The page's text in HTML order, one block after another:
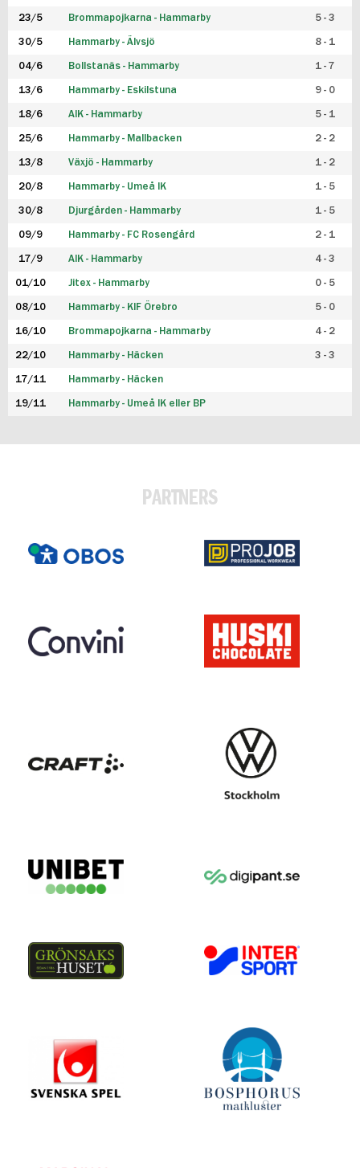
23/5 Brommapojkarna - Hammarby 5 - 3
30/5 Hammarby - Älvsjö 8 - 1
04/6 Bollstanäs - Hammarby 1 - 7
13/6 Hammarby - Eskilstuna 9 - 0
18/6 AIK - Hammarby 5 - 1
25/6 Hammarby - Mallbacken 2 - 2
13/8 Växjö - Hammarby 1 - 2
20/8 Hammarby - Umeå IK 1 - 5
30/8 Djurgården - Hammarby 1 - 5
09/9 Hammarby - FC Rosengård 2 - 1
17/9 AIK - Hammarby 4 - 3
01/10 Jitex - Hammarby 0 - 5
08/10 Hammarby - KIF Örebro 5 - 0
16/10 Brommapojkarna - Hammarby 4 - 2
22/10 Hammarby - Häcken 3 - 3
17/11 Hammarby - Häcken
19/11 Hammarby - Umeå IK eller BP
PARTNERS